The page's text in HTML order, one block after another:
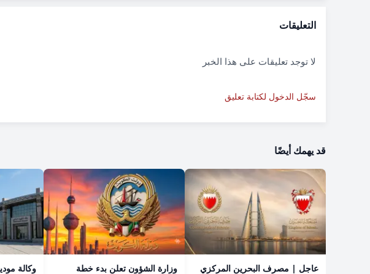
التعليقات
لا توجد تعليقات على هذا الخبر
سجّل الدخول لكتابة تعليق
قد يهمك أيضًا
عاجل | مصرف البحرين المركزي ​وزارة الشؤون تعلن بدء خطة وكالة